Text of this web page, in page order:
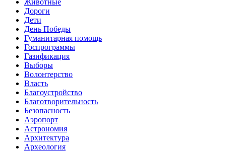
Животные
Дороги
Дети
День Победы
Гуманитарная помощь
Госпрограммы
Газификация
Выборы
Волонтерство
Власть
Благоустройство
Благотворительность
Безопасность
Аэропорт
Астрономия
Архитектура
Археология